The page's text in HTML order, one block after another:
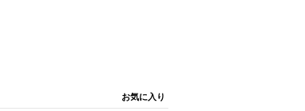
お気に入り